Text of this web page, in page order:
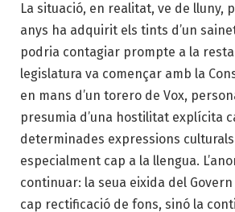
La situació, en realitat, ve de lluny,
anys ha adquirit els tints d’un
podria contagiar prompte a la resta
legislatura va començar amb la
en mans d’un torero de Vox,
presumia d’una hostilitat explícita
determinades expressions
especialment cap a la llengua.
continuar: la seua eixida del
cap rectificació de fons, sinó la